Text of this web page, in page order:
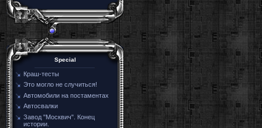
Special
Краш-тесты
Это могло не случиться!
Автомобили на постаментах
Автосвалки
Завод "Москвич". Конец
истории.